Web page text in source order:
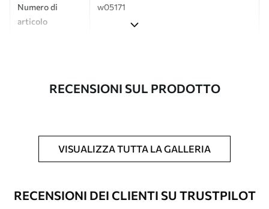
Numero di
articolo
w05171
Pulizia
La carta da parati può essere pulita
Le carte da parati con finitura a vernice
possono essere pulite con acqua.
RECENSIONI SUL PRODOTTO
VISUALIZZA TUTTA LA GALLERIA
RECENSIONI DEI CLIENTI SU TRUSTPILOT